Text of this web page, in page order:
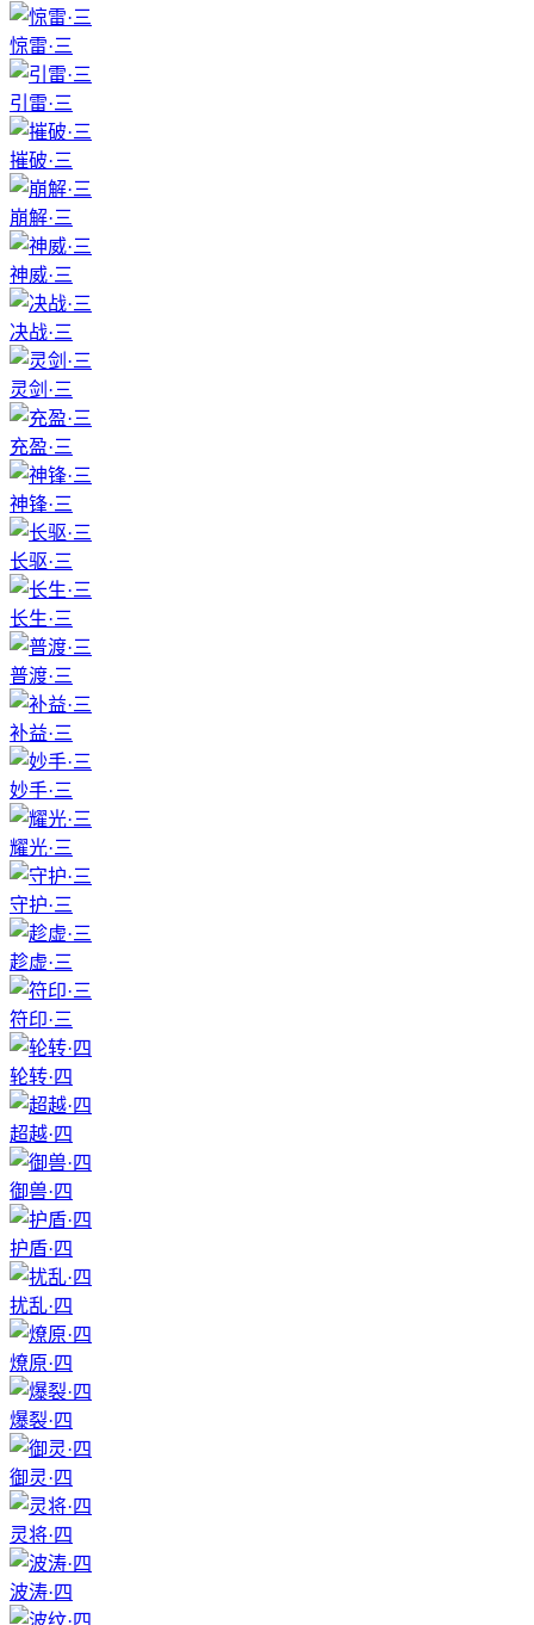
惊雷·三
引雷·三
摧破·三
崩解·三
神威·三
决战·三
灵剑·三
充盈·三
神锋·三
长驱·三
长生·三
普渡·三
补益·三
妙手·三
耀光·三
守护·三
趁虚·三
符印·三
轮转·四
超越·四
御兽·四
护盾·四
扰乱·四
燎原·四
爆裂·四
御灵·四
灵将·四
波涛·四